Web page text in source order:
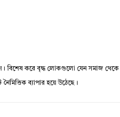
বিশেষ করে বৃদ্ধ লোকগুলো যেন সমাজ থেকে
ব্যাপার হয়ে উঠেছে।